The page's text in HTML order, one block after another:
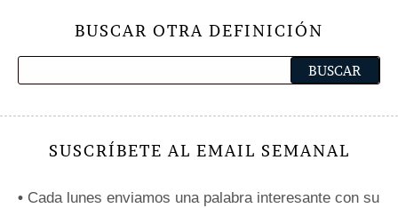
BUSCAR OTRA DEFINICIÓN
SUSCRÍBETE AL EMAIL SEMANAL
• Cada lunes enviamos una palabra interesante con su